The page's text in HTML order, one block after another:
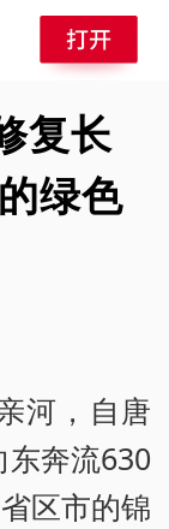
复长
绿色
河，自唐
奔流630
区市的锦